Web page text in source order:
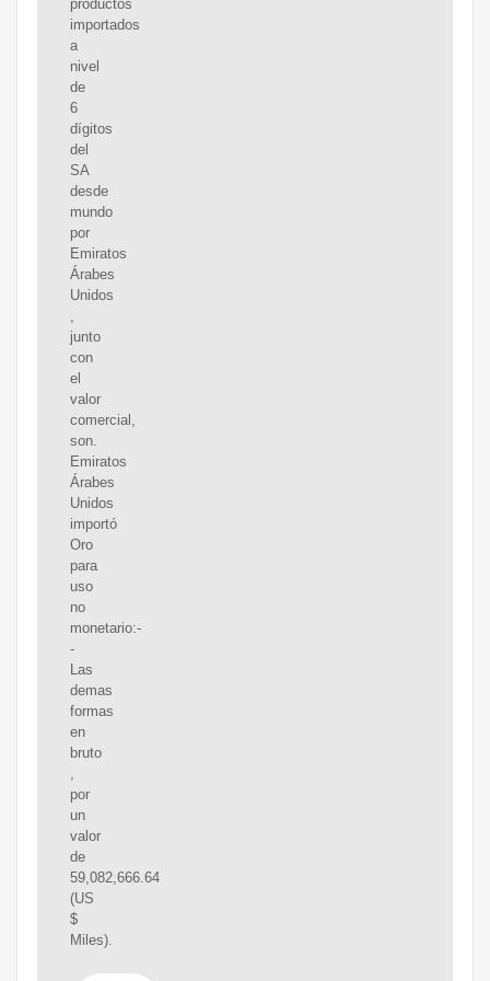
productos
importados
a
nivel
de
6
dígitos
del
SA
desde
mundo
por
Emiratos
Árabes
Unidos
,
junto
con
el
valor
comercial,
son.
Emiratos
Árabes
Unidos
importó
Oro
para
uso
no
monetario:-
-
Las
demas
formas
en
bruto
,
por
un
valor
de
59,082,666.64
(US
$
Miles).